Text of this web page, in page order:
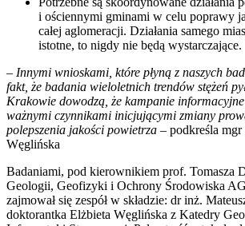
i ościennymi gminami w celu poprawy
całej aglomeracji. Działania samego
istotne, to nigdy nie będą wystarczające.
– Innymi wnioskami, które płyną z naszych
fakt, że badania wieloletnich trendów stężeń
Krakowie dowodzą, że kampanie
ważnymi czynnikami inicjującymi zmiany
polepszenia jakości powietrza – podkreśla
Węglińska
Badaniami, pod kierownikiem prof. Tomasza
Geologii, Geofizyki i Ochrony Środowiska
zajmował się zespół w składzie: dr inż.
doktorantka Elżbieta Węglińska z Katedry